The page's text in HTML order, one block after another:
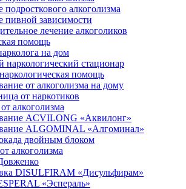
подросткового алкоголизма
пивной зависимости
лечение алкоголиков
помощь
на дом
наркологический стационар
помощь
от алкоголизма на дому
от наркотиков
алкоголизма
ACVILONG «Аквилонг»
ALGOMINAL «Алгоминал»
двойным блоком
алкоголизма
DISULFIRAM «Дисульфирам»
«Эспераль»